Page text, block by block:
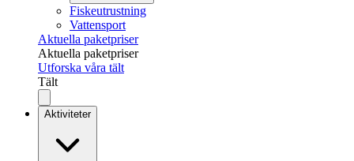
Fiskeutrustning
Vattensport
Aktuella paketpriser
Aktuella paketpriser
Utforska våra tält
Tält
Aktiviteter